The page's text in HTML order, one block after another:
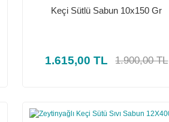
Keçi Sütlü Sabun 10x150 Gr
1.615,00 TL 1.900,00 TL